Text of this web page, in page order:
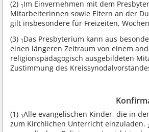
(2) 1 Im Einvernehmen mit dem
Mitarbeiterinnen sowie Eltern an der
gilt insbesondere für Freizeiten,
(3) 1 Das Presbyterium kann aus
einen längeren Zeitraum von einem
religionspädagogisch ausgebildeten
Zustimmung des
(1) 1Alle evangelischen Kinder, die in
zum Kirchlichen Unterricht einzuladen.